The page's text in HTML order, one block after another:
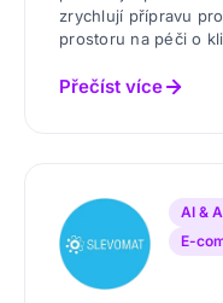
zrychlují přípravu
prostoru na péči o
Přečíst více
AI &
E-